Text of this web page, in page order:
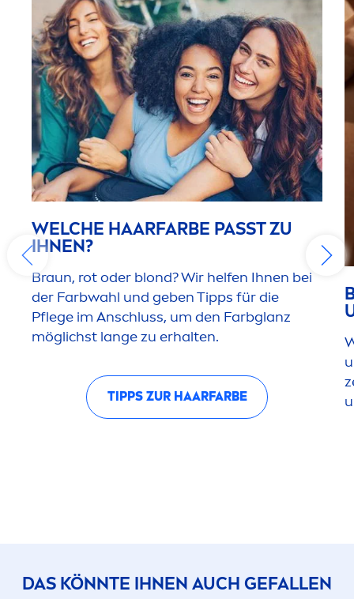
WELCHE HAARFARBE PASST ZU
IHNEN?
Braun, rot oder blond? Wir helfen Ihnen bei
der Farbwahl und geben Tipps für die
Pflege im Anschluss, um den Farbglanz
möglichst lange zu erhalten.
TIPPS ZUR HAARFARBE
DAS KÖNNTE IHNEN AUCH GEFALLEN